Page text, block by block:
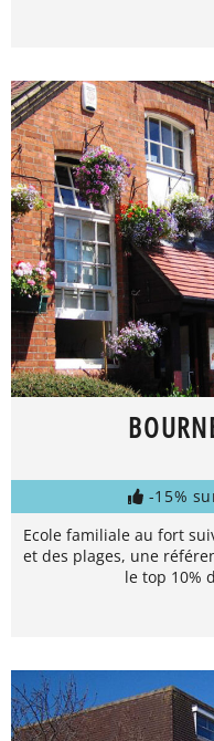
-15%
Ecole familiale au fort
et des plages, une
le top 10%